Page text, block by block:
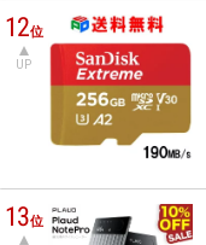
12位
UP
13位